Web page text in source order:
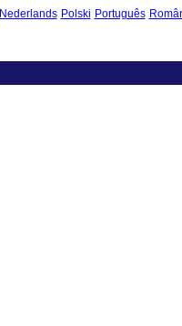
Nederlands Polski Português